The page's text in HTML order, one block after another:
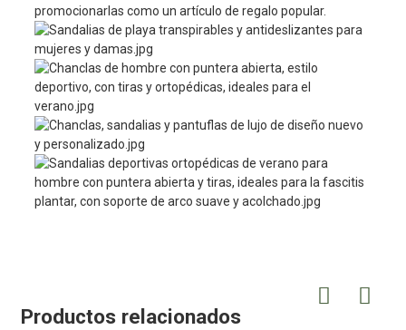
promocionarlas como un artículo de regalo popular.
Productos relacionados